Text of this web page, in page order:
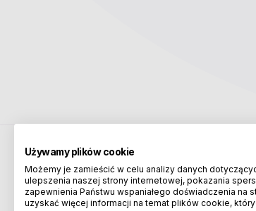
Używamy plików cookie
Możemy je zamieścić w celu analizy danych
ulepszenia naszej strony internetowej, pokazania
zapewnienia Państwu wspaniałego doświadczenia na
uzyskać więcej informacji na temat plików cookie,